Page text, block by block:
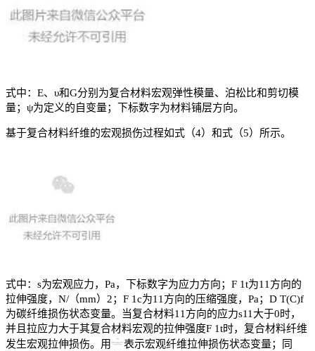
式中：E、υ和G分别为复合材料宏观弹性模量、泊松比和剪切模
量；ψ为定义的自变量；下标数字为材料铺层方向。
基于复合材料纤维的宏观损伤过程如式（4）和式（5）所示。
式中：s为宏观应力，Pa，下标数字为应力方向；F 1t为11方向的
拉伸强度，N/（mm）2；F 1c为11方向的压缩强度，Pa；D T(C)f
为碳纤维损伤状态变量。当复合材料11方向的应力s11大于0时，
并且拉应力大于其复合材料宏观的拉伸强度F 1t时，复合材料纤维
发生宏观拉伸损伤。用
表示宏观纤维拉伸损伤状态变量；同